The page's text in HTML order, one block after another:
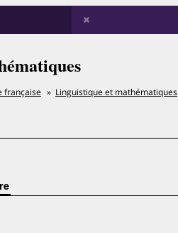
française Linguistique et mathématiques